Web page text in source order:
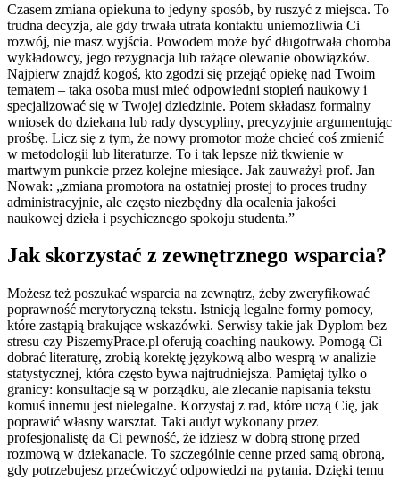
Czasem zmiana opiekuna to jedyny sposób, by ruszyć z miejsca. To
trudna decyzja, ale gdy trwała utrata kontaktu uniemożliwia Ci
rozwój, nie masz wyjścia. Powodem może być długotrwała choroba
wykładowcy, jego rezygnacja lub rażące olewanie obowiązków.
Najpierw znajdź kogoś, kto zgodzi się przejąć opiekę nad Twoim
tematem – taka osoba musi mieć odpowiedni stopień naukowy i
specjalizować się w Twojej dziedzinie. Potem składasz formalny
wniosek do dziekana lub rady dyscypliny, precyzyjnie argumentując
prośbę. Licz się z tym, że nowy promotor może chcieć coś zmienić
w metodologii lub literaturze. To i tak lepsze niż tkwienie w
martwym punkcie przez kolejne miesiące. Jak zauważył prof. Jan
Nowak: „zmiana promotora na ostatniej prostej to proces trudny
administracyjnie, ale często niezbędny dla ocalenia jakości
naukowej dzieła i psychicznego spokoju studenta.”
Jak skorzystać z zewnętrznego wsparcia?
Możesz też poszukać wsparcia na zewnątrz, żeby zweryfikować
poprawność merytoryczną tekstu. Istnieją legalne formy pomocy,
które zastąpią brakujące wskazówki. Serwisy takie jak Dyplom bez
stresu czy PiszemyPrace.pl oferują coaching naukowy. Pomogą Ci
dobrać literaturę, zrobią korektę językową albo wesprą w analizie
statystycznej, która często bywa najtrudniejsza. Pamiętaj tylko o
granicy: konsultacje są w porządku, ale zlecanie napisania tekstu
komuś innemu jest nielegalne. Korzystaj z rad, które uczą Cię, jak
poprawić własny warsztat. Taki audyt wykonany przez
profesjonalistę da Ci pewność, że idziesz w dobrą stronę przed
rozmową w dziekanacie. To szczególnie cenne przed samą obroną,
gdy potrzebujesz przećwiczyć odpowiedzi na pytania. Dzięki temu